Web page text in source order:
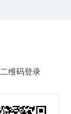
维码登录